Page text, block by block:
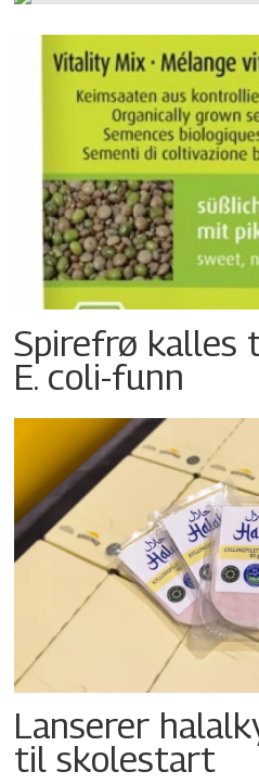
Spirefrø kalles
E. coli-funn
Lanserer
til skolestart